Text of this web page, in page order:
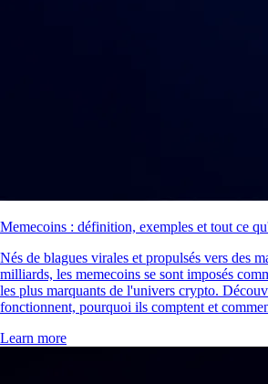
Memecoins : définition, exemples et tout ce
Nés de blagues virales et propulsés vers des
milliards, les memecoins se sont imposés
les plus marquants de l'univers crypto.
fonctionnent, pourquoi ils comptent et
Learn more